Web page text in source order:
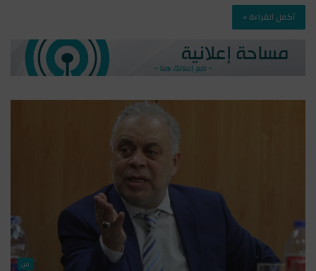
أكمل القراءة »
فن